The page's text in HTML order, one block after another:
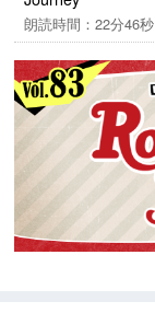
https://x.com/
【ラジオ「
LuckyFM（茨
ラー放送中！
朗読時間：22分46秒